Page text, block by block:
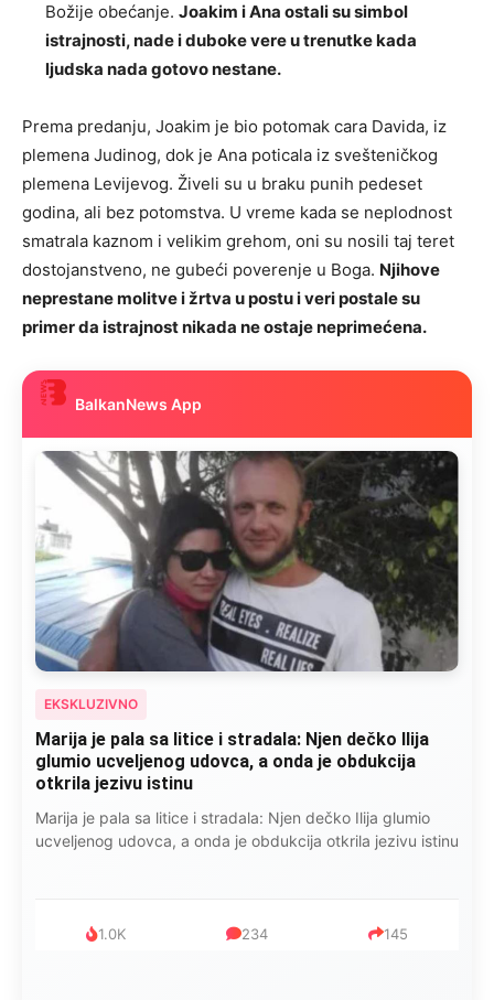
Božije obećanje. Joakim i Ana ostali su simbol
istrajnosti, nade i duboke vere u trenutke kada
ljudska nada gotovo nestane.
Prema predanju, Joakim je bio potomak cara Davida, iz
plemena Judinog, dok je Ana poticala iz svešteničkog
plemena Levijevog. Živeli su u braku punih pedeset
godina, ali bez potomstva. U vreme kada se neplodnost
smatrala kaznom i velikim grehom, oni su nosili taj teret
dostojanstveno, ne gubeći poverenje u Boga. Njihove
neprestane molitve i žrtva u postu i veri postale su
primer da istrajnost nikada ne ostaje neprimećena.
BalkanNews App
EKSKLUZIVNO
Marija je pala sa litice i stradala: Njen dečko Ilija
glumio ucveljenog udovca, a onda je obdukcija
otkrila jezivu istinu
Marija je pala sa litice i stradala: Njen dečko Ilija glumio
ucveljenog udovca, a onda je obdukcija otkrila jezivu istinu
1.0K 234 145